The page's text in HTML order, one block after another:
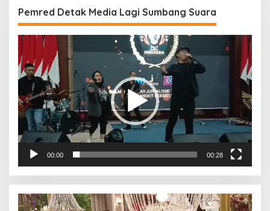
Pemred Detak Media Lagi Sumbang Suara
Pemutar
00:00 00:28
Pemutar